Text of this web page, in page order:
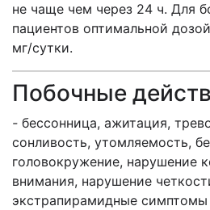
не чаще чем через 24 ч. Для
пациентов оптимальной
мг/сутки.
Побочные
- бессонница, ажитация,
сонливость, утомляемость,
головокружение, нарушение
внимания, нарушение
экстрапирамидные симптомы